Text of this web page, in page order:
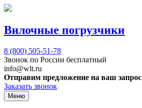
Вилочные погрузчики
8 (800) 505-51-78
Звонок по России бесплатный
info@wlt.ru
Отправим предложение на ваш запрос
Заказать звонок
Меню